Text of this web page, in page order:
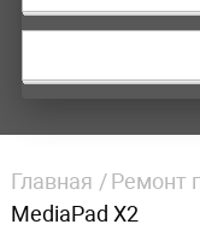
Главная Ремонт
MediaPad X2